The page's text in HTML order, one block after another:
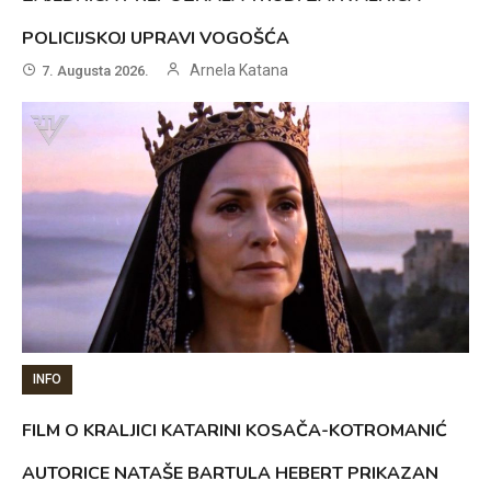
POLICIJSKOJ UPRAVI VOGOŠĆA
7. Augusta 2026. Arnela Katana
INFO
FILM O KRALJICI KATARINI KOSAČA-KOTROMANIĆ
AUTORICE NATAŠE BARTULA HEBERT PRIKAZAN